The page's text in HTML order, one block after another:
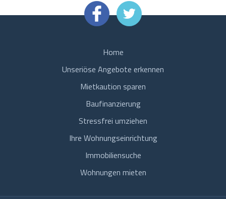
Home
Unseriöse Angebote erkennen
Mietkaution sparen
Baufinanzierung
Stressfrei umziehen
Ihre Wohnungseinrichtung
Immobiliensuche
Wohnungen mieten